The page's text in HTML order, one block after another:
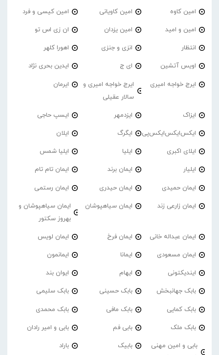
امین کاوه امین کاویانی امین کیسی و فرد
امین و امید امین یزدان ان زی اس تو
انتظار انزی و جنزی اهورا کلهر
اویس آتشین ای ج ایدین بحری نژاد
ایرج خواجه امیری
ایرج خواجه امیری و
سالار عقیلی
ایرمان
ایزاک ایزدمهر ایسپ حاجی
ایکس‌ایکس‌ایکس‌پی ایگرگ ایلان
ایلای اکبری ایلیا ایلیا شمس
ایلیار ایمان برند ایمان تام تام
ایمان حمیدی ایمان حیدری ایمان رستمی
ایمان زارعی زند ایمان سیاهپوشان
ایمان سیاهپوشان و
بهروز سکتور
ایمان عبداله خانی ایمان فرخ ایمان لویس
ایمان مسعودی ایمانا ایمانمون
ایندیکتونی ایهام ایوان بند
بابک جهانبخش بابک حسینی بابک سلیمی
بابک کمایی بابک مافی بابک محمدی
بابک ملک بابی فم بابی و امیر رادان
بابی و امین مهنی
بابیک باراد